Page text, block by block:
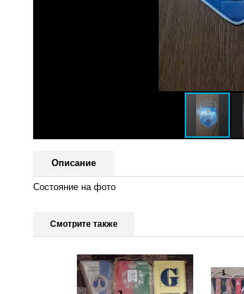
Описание
Состояние на фото
Смотрите также